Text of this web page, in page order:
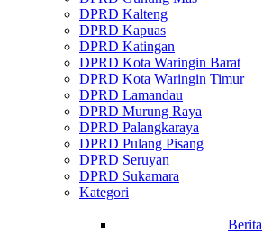
DPRD Kalteng
DPRD Kapuas
DPRD Katingan
DPRD Kota Waringin Barat
DPRD Kota Waringin Timur
DPRD Lamandau
DPRD Murung Raya
DPRD Palangkaraya
DPRD Pulang Pisang
DPRD Seruyan
DPRD Sukamara
Kategori
Berita